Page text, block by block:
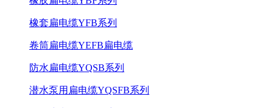
橡套扁电缆YFB系列
卷筒扁电缆YEFB扁电缆
防水扁电缆YQSB系列
潜水泵用扁电缆YQSFB系列